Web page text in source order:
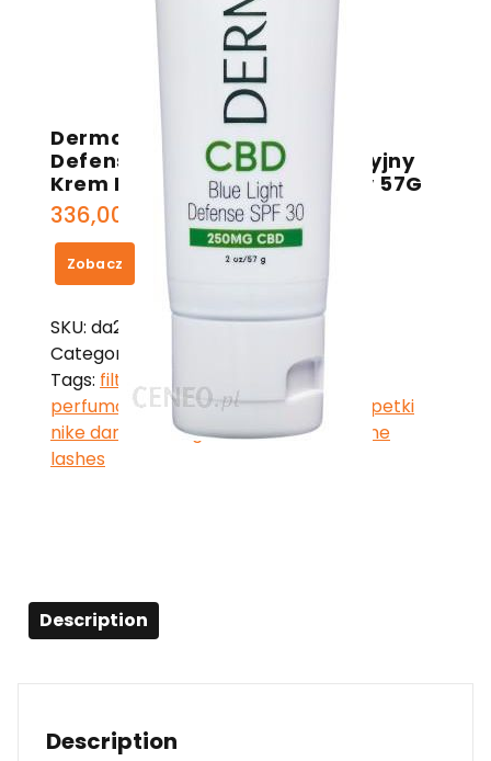
Dermaquest Cbd Blue Ligth
Defense Spf 30 Suplementacyjny
Krem Na Dzień Z Ochroną Hev 57G
336,00
Zobacz
SKU: da2c6ef809ee
Category:
Tags: filtry do czajnika dafi
lenor
perfumowany, półki na perfumy
skarpetki
nike damskie długie białe,wibo extreme
lashes
Description
Description